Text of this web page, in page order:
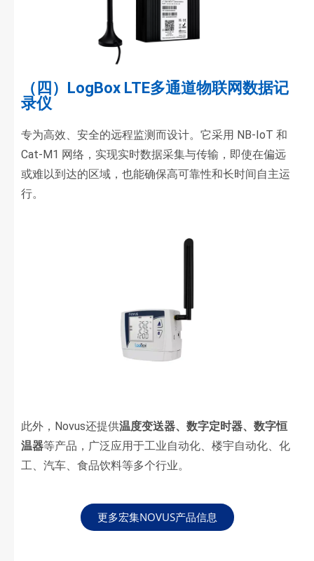
（四）LogBox LTE多通道物联网数据记
录仪
专为高效、安全的远程监测而设计。它采用 NB-IoT 和
Cat-M1 网络，实现实时数据采集与传输，即使在偏远
或难以到达的区域，也能确保高可靠性和长时间自主运
行。
此外，Novus还提供温度变送器、数字定时器、数字恒
温器等产品，广泛应用于工业自动化、楼宇自动化、化
工、汽车、食品饮料等多个行业。
更多宏集NOVUS产品信息